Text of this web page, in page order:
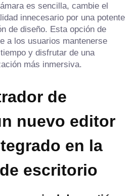
es sencilla, cambie el
innecesario por una potente
de diseño. Esta opción de
a los usuarios mantenerse
y disfrutar de una
más inmersiva.
de
nuevo editor
en la
escritorio